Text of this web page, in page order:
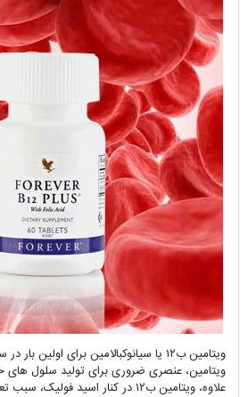
ویتامین، عنصری ضروری برای تولید سلول
علاوه، ویتامین ب۱۲ در کنار اسید